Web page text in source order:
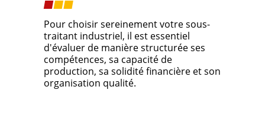
Pour choisir sereinement votre sous-
traitant industriel, il est essentiel
d'évaluer de manière structurée ses
compétences, sa capacité de
production, sa solidité financière et son
organisation qualité.